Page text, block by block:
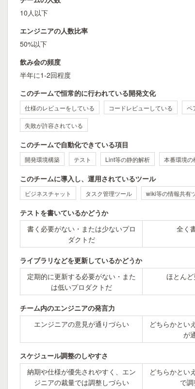
10人以下
エンジニアの人数比率
50%以下
飲み会の頻度
半年に1-2回程度
このチームで恒常的に行われている開発文化
仕様のレビューをしている コードレビューしている ペ
失敗が許容されている
このチームで自動化できている項目
開発環境構築 テスト Lint等の静的解析 本番環境の
このチームに導入し、運用されているツール
ビジネスチャット タスク管理ツール wiki等の情報共有
テストを書いているかどうか
書く必要がない・または少ないプロ
ダクトだ
全く
ライブラリなどを更新しているかどうか
定期的に更新する必要がない・また
は低いプロダクトだ
ほとん
チーム内のエンジニアの発言力
エンジニアの意見が通りづらい
どちらかとい
が
スケジュール調整のしやすさ
納期や仕様が優先されやすく、エン
ジニアの裁量では調整しづらい
どちらかとい
で